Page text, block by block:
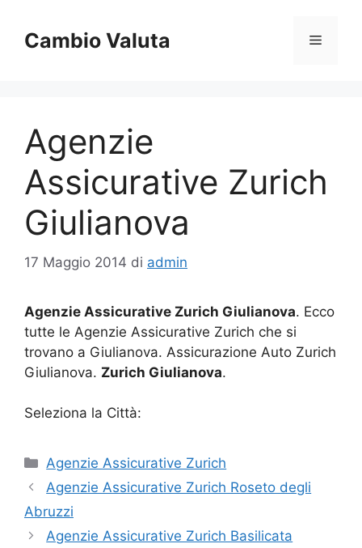
contenuto
Cambio Valuta Menu
Agenzie
Assicurative Zurich
Giulianova
17 Maggio 2014 di admin
Agenzie Assicurative Zurich Giulianova. Ecco
tutte le Agenzie Assicurative Zurich che si
trovano a Giulianova. Assicurazione Auto Zurich
Giulianova. Zurich Giulianova.
Seleziona la Città:
Categorie
Agenzie Assicurative Zurich
Agenzie Assicurative Zurich Roseto degli
Abruzzi
Agenzie Assicurative Zurich Basilicata